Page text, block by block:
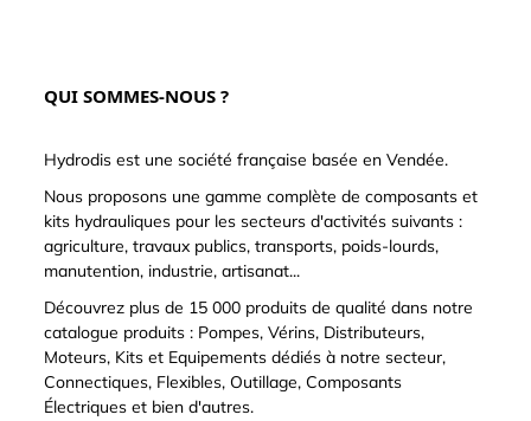
QUI SOMMES-NOUS ?
Hydrodis est une société française basée en Vendée.
Nous proposons une gamme complète de composants et
kits hydrauliques pour les secteurs d'activités suivants :
agriculture, travaux publics, transports, poids-lourds,
manutention, industrie, artisanat...
Découvrez plus de 15 000 produits de qualité dans notre
catalogue produits : Pompes, Vérins, Distributeurs,
Moteurs, Kits et Equipements dédiés à notre secteur,
Connectiques, Flexibles, Outillage, Composants
Électriques et bien d'autres.